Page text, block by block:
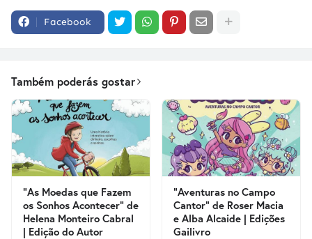
Facebook
Também poderás gostar
"As Moedas que Fazem
os Sonhos Acontecer" de
Helena Monteiro Cabral
| Edição do Autor
"Aventuras no Campo
Cantor" de Roser Macia
e Alba Alcaide | Edições
Gailivro